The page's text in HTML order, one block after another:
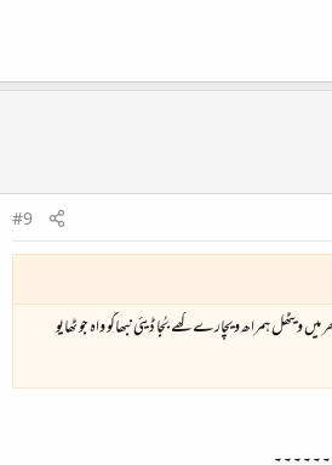
#9
ویٹھل ہمراھ ویچارے کھے بُجا ڈیئی نبھاگو واہ جو ٹھایو
۔۔۔۔۔۔